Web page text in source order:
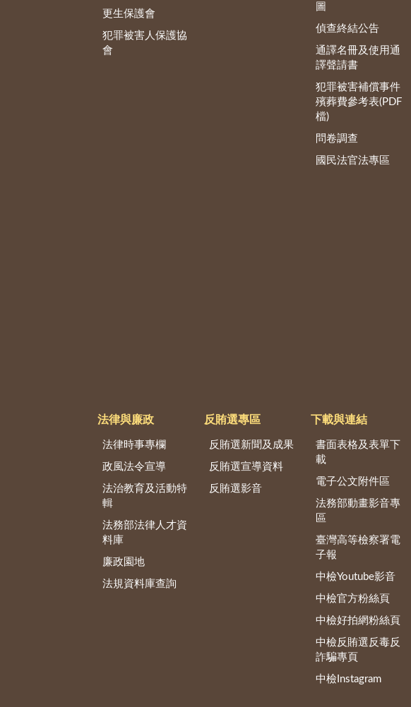
更生保護會
犯罪被害人保護協
會
圖
偵查終結公告
通譯名冊及使用通
譯聲請書
犯罪被害補償事件
殯葬費參考表(PDF
檔)
問卷調查
國民法官法專區
法律與廉政
法律時事專欄
政風法令宣導
法治教育及活動特
輯
法務部法律人才資
料庫
廉政園地
法規資料庫查詢
反賄選專區
反賄選新聞及成果
反賄選宣導資料
反賄選影音
下載與連結
書面表格及表單下
載
電子公文附件區
法務部動畫影音專
區
臺灣高等檢察署電
子報
中檢Youtube影音
中檢官方粉絲頁
中檢好拍網粉絲頁
中檢反賄選反毒反
詐騙專頁
中檢Instagram